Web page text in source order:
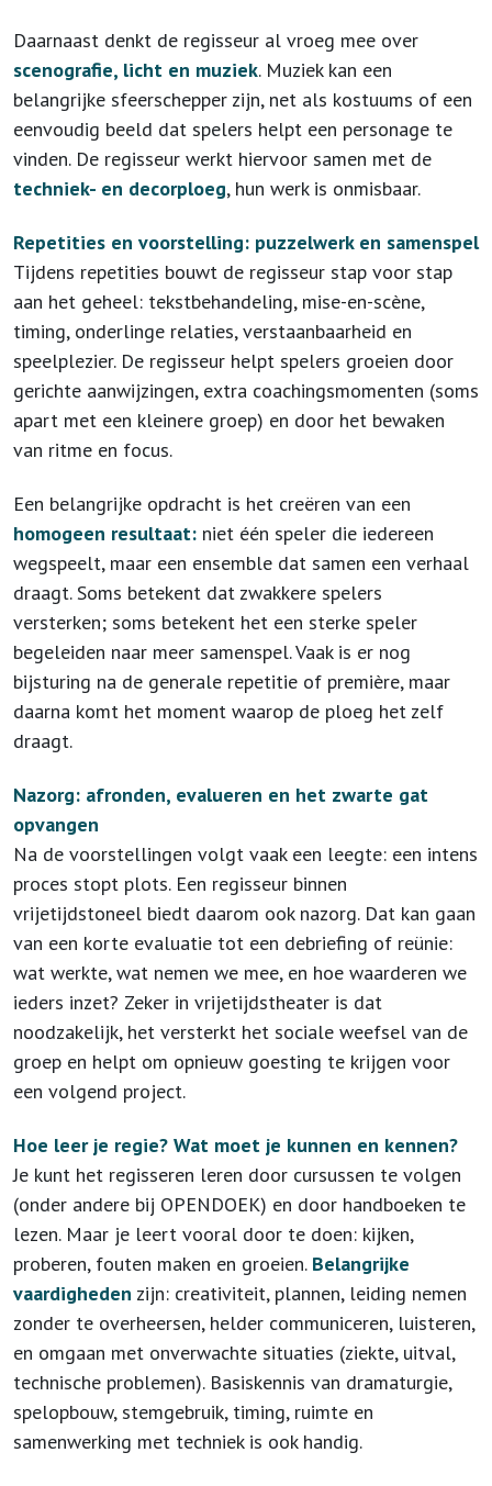
Daarnaast denkt de regisseur al vroeg mee over
scenografie, licht en muziek. Muziek kan een
belangrijke sfeerschepper zijn, net als kostuums of een
eenvoudig beeld dat spelers helpt een personage te
vinden. De regisseur werkt hiervoor samen met de
techniek- en decorploeg, hun werk is onmisbaar.
Repetities en voorstelling: puzzelwerk en samenspel
Tijdens repetities bouwt de regisseur stap voor stap
aan het geheel: tekstbehandeling, mise-en-scène,
timing, onderlinge relaties, verstaanbaarheid en
speelplezier. De regisseur helpt spelers groeien door
gerichte aanwijzingen, extra coachingsmomenten (soms
apart met een kleinere groep) en door het bewaken
van ritme en focus.
Een belangrijke opdracht is het creëren van een
homogeen resultaat: niet één speler die iedereen
wegspeelt, maar een ensemble dat samen een verhaal
draagt. Soms betekent dat zwakkere spelers
versterken; soms betekent het een sterke speler
begeleiden naar meer samenspel. Vaak is er nog
bijsturing na de generale repetitie of première, maar
daarna komt het moment waarop de ploeg het zelf
draagt.
Nazorg: afronden, evalueren en het zwarte gat
opvangen
Na de voorstellingen volgt vaak een leegte: een intens
proces stopt plots. Een regisseur binnen
vrijetijdstoneel biedt daarom ook nazorg. Dat kan gaan
van een korte evaluatie tot een debriefing of reünie:
wat werkte, wat nemen we mee, en hoe waarderen we
ieders inzet? Zeker in vrijetijdstheater is dat
noodzakelijk, het versterkt het sociale weefsel van de
groep en helpt om opnieuw goesting te krijgen voor
een volgend project.
Hoe leer je regie? Wat moet je kunnen en kennen?
Je kunt het regisseren leren door cursussen te volgen
(onder andere bij OPENDOEK) en door handboeken te
lezen. Maar je leert vooral door te doen: kijken,
proberen, fouten maken en groeien. Belangrijke
vaardigheden zijn: creativiteit, plannen, leiding nemen
zonder te overheersen, helder communiceren, luisteren,
en omgaan met onverwachte situaties (ziekte, uitval,
technische problemen). Basiskennis van dramaturgie,
spelopbouw, stemgebruik, timing, ruimte en
samenwerking met techniek is ook handig.